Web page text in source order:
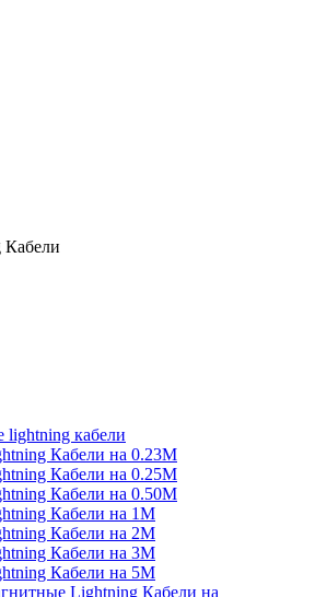
Кабели
lightning кабели
Кабели на 0.23М
Кабели на 0.25М
Кабели на 0.50М
Кабели на 1М
Кабели на 2М
Кабели на 3М
Кабели на 5М
Lightning Кабели на